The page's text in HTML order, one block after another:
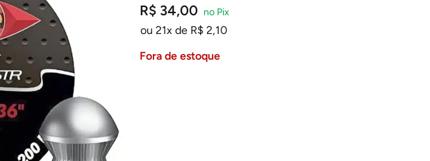
R$34,00
ou 21x de R$2,10
Fora de estoque